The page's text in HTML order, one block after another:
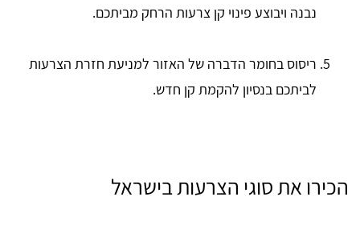
נבנה ויבוצע פינוי קן צרעות הרחק מביתכם.
ריסוס בחומר הדברה של האזור למניעת חזרת הצרעות
לביתכם בנסיון להקמת קן חדש.
הכירו את סוגי הצרעות בישראל